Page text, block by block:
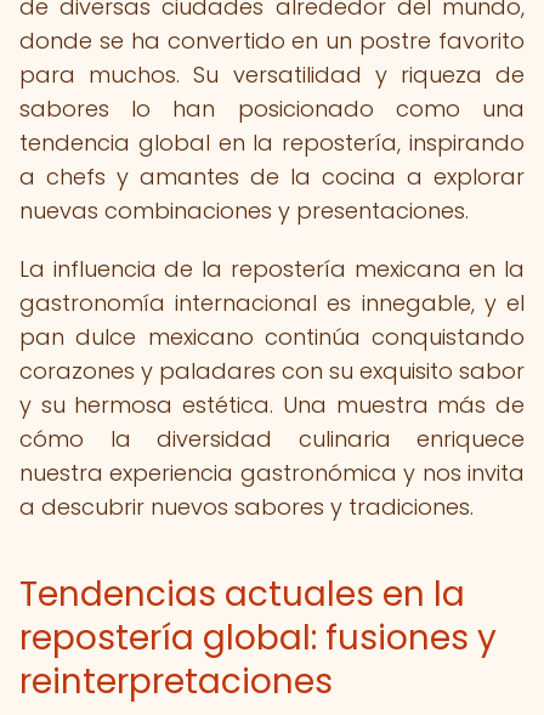
de diversas ciudades alrededor del mundo,
donde se ha convertido en un postre favorito
para muchos. Su versatilidad y riqueza de
sabores lo han posicionado como una
tendencia global en la repostería, inspirando
a chefs y amantes de la cocina a explorar
nuevas combinaciones y presentaciones.
La influencia de la repostería mexicana en la
gastronomía internacional es innegable, y el
pan dulce mexicano continúa conquistando
corazones y paladares con su exquisito sabor
y su hermosa estética. Una muestra más de
cómo la diversidad culinaria enriquece
nuestra experiencia gastronómica y nos invita
a descubrir nuevos sabores y tradiciones.
Tendencias actuales en la
repostería global: fusiones y
reinterpretaciones